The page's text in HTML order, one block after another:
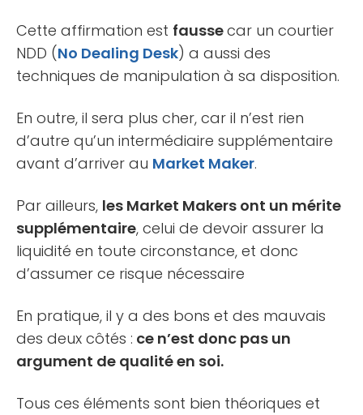
Cette affirmation est faussecar un courtier
NDD (No Dealing Desk) a aussi des
techniques de manipulation à sa disposition.
En outre, il sera plus cher, car il n’est rien
d’autre qu’un intermédiaire supplémentaire
avant d’arriver au Market Maker.
Par ailleurs, les Market Makers ont un mérite
supplémentaire, celui de devoir assurer la
liquidité en toute circonstance, et donc
d’assumer ce risque nécessaire
En pratique, il y a des bons et des mauvais
des deux côtés : ce n’est donc pas un
argument de qualité en soi.
Tous ces éléments sont bien théoriques et